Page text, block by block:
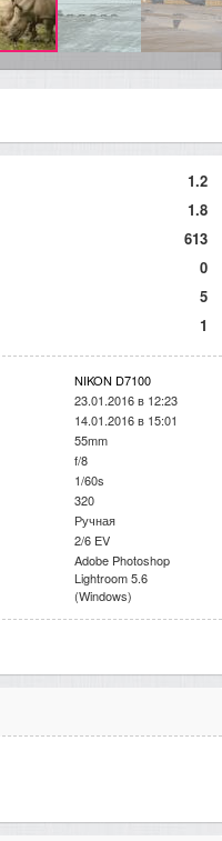
1.2
1.8
613
0
5
1
NIKON D7100
23.01.2016 в 12:23
14.01.2016 в 15:01
55mm
f/8
1/60s
320
Ручная
2/6 EV
Adobe Photoshop
Lightroom 5.6
(Windows)